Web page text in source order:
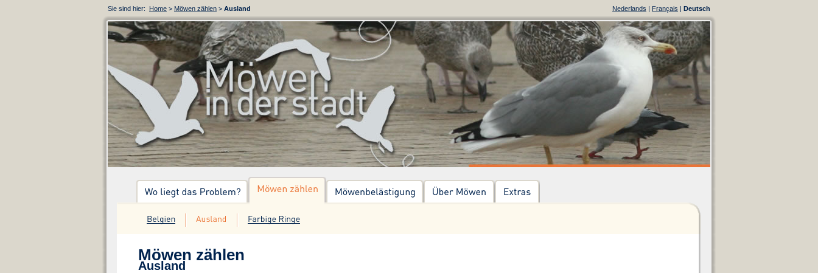
Sie sind hier: Home > Möwen zählen > Ausland Nederlands | Français | Deutsch
Möwen zählen
Ausland